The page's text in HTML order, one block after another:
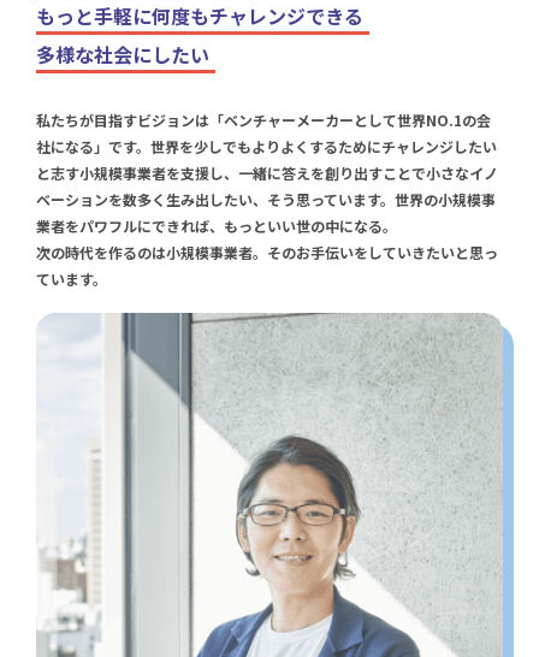
もっと手軽に何度もチャレンジできる
多様な社会にしたい
私たちが目指すビジョンは「ベンチャーメーカーとして世界NO.1の会
社になる」です。世界を少しでもよりよくするためにチャレンジしたい
と志す小規模事業者を支援し、一緒に答えを創り出すことで小さなイノ
ベーションを数多く生み出したい、そう思っています。世界の小規模事
業者をパワフルにできれば、もっといい世の中になる。
次の時代を作るのは小規模事業者。そのお手伝いをしていきたいと思っ
ています。